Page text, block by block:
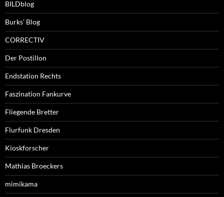
BILDblog
Burks’ Blog
CORRECTIV
Der Postillon
Endstation Rechts
Faszination Fankurve
Fliegende Bretter
Flurfunk Dresden
Kioskforscher
Mathias Broeckers
mimikama